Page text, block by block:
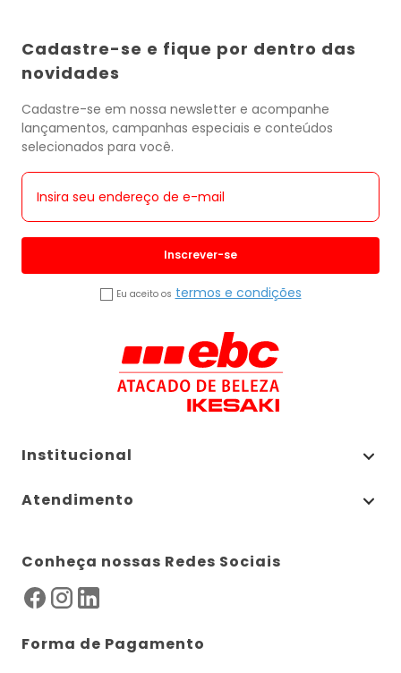
Cadastre-se e fique por dentro das
novidades
Cadastre-se em nossa newsletter e acompanhe
lançamentos, campanhas especiais e conteúdos
selecionados para você.
Inscrever-se
Eu aceito os termos e condições
Institucional
Atendimento
Conheça nossas Redes Sociais
Forma de Pagamento